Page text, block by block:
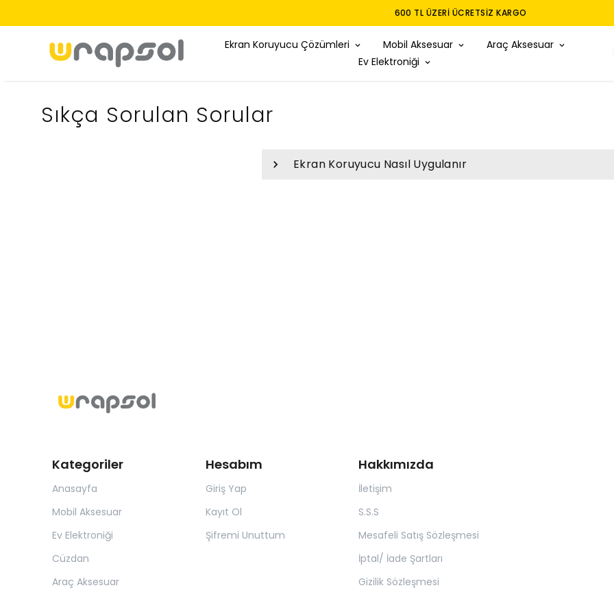
Ekran Koruyucu Çözümleri Mobil Aksesuar
Araç Aksesuar
Ev Elektroniği
Sıkça Sorulan Sorular
Ekran Koruyucu Nasıl Uygulanır
Kategoriler
Anasayfa
Mobil Aksesuar
Ev Elektroniği
Cüzdan
Araç Aksesuar
Hesabım
Giriş Yap
Kayıt Ol
Şifremi Unuttum
Hakkımızda
İletişim
S.S.S
Mesafeli Satış Sözleşmesi
İptal/ İade Şartları
Gizilik Sözleşmesi